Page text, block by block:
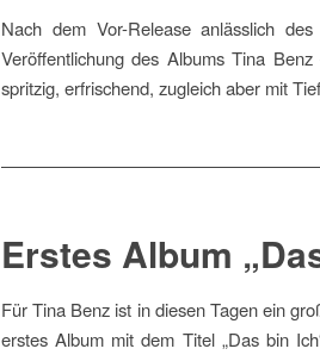
Nach dem Vor-Release anlässlich
Veröffentlichung des Albums Tina
spritzig, erfrischend, zugleich aber mit
Erstes Album
Für Tina Benz ist in diesen Tagen ein
erstes Album mit dem Titel „Das bin